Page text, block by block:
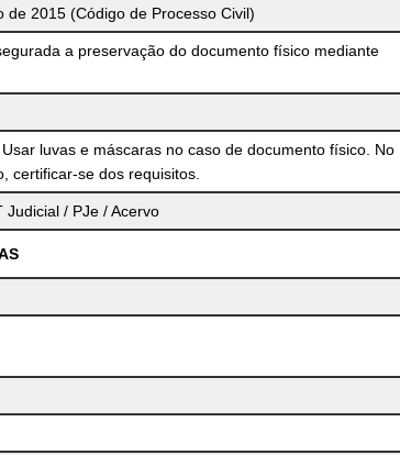
de 2015 (Código de Processo Civil)
a preservação do documento físico mediante
luvas e máscaras no caso de documento físico. No
certificar-se dos requisitos.
Judicial / PJe / Acervo